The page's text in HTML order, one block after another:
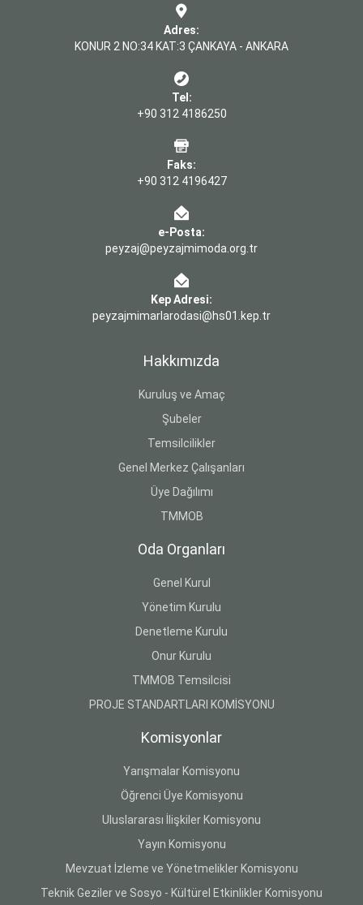
Adres:
KONUR 2 NO:34 KAT:3 ÇANKAYA - ANKARA
Tel:
+90 312 4186250
Faks:
+90 312 4196427
e-Posta:
peyzaj@peyzajmimoda.org.tr
Kep Adresi:
peyzajmimarlarodasi@hs01.kep.tr
Hakkımızda
Kuruluş ve Amaç
Şubeler
Temsilcilikler
Genel Merkez Çalışanları
Üye Dağılımı
TMMOB
Oda Organları
Genel Kurul
Yönetim Kurulu
Denetleme Kurulu
Onur Kurulu
TMMOB Temsilcisi
PROJE STANDARTLARI KOMİSYONU
Komisyonlar
Yarışmalar Komisyonu
Öğrenci Üye Komisyonu
Uluslararası İlişkiler Komisyonu
Yayın Komisyonu
Mevzuat İzleme ve Yönetmelikler Komisyonu
Teknik Geziler ve Sosyo - Kültürel Etkinlikler Komisyonu